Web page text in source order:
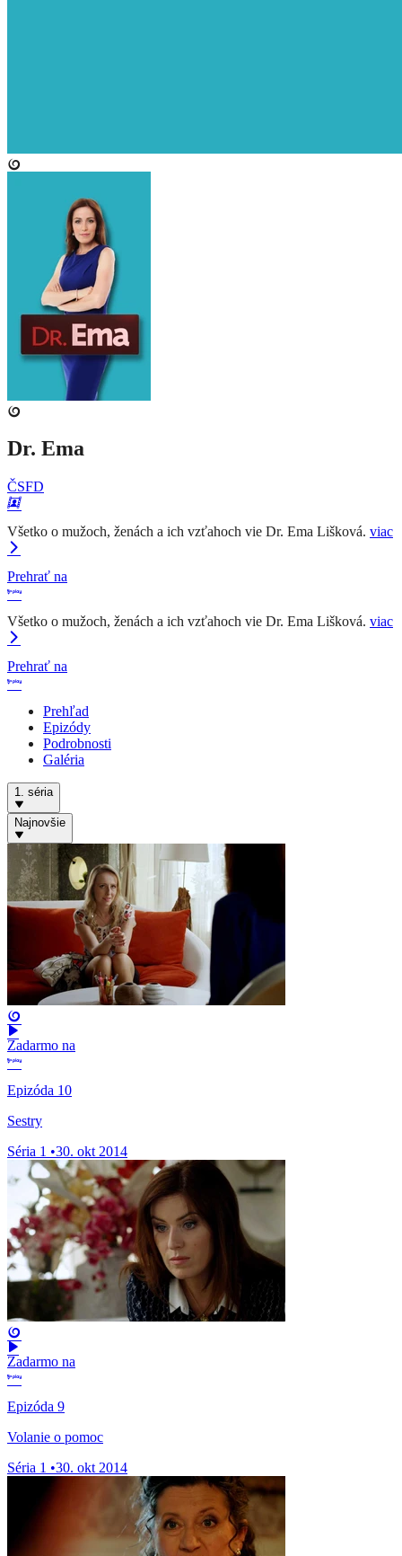
Dr. Ema
ČSFD
Všetko o mužoch, ženách a ich vzťahoch vie Dr. Ema Lišková. viac
Prehrať na
Všetko o mužoch, ženách a ich vzťahoch vie Dr. Ema Lišková. viac
Prehrať na
Prehľad
Epizódy
Podrobnosti
Galéria
1. séria
Najnovšie
Zadarmo na
Epizóda 10
Sestry
Séria 1 •30. okt 2014
Zadarmo na
Epizóda 9
Volanie o pomoc
Séria 1 •30. okt 2014